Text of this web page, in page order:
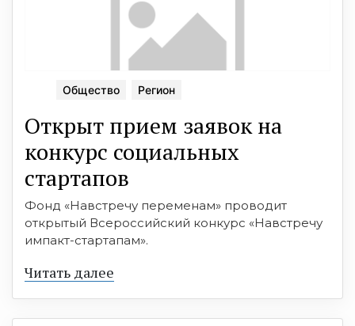
Общество Регион
Открыт прием заявок на
конкурс социальных
стартапов
Фонд «Навстречу переменам» проводит
открытый Всероссийский конкурс «Навстречу
импакт-стартапам».
Читать далее